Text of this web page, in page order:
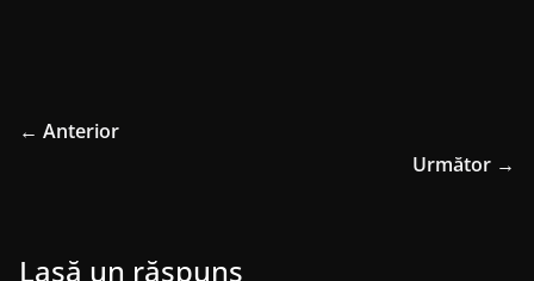
← Anterior
Următor →
Lasă un răspuns